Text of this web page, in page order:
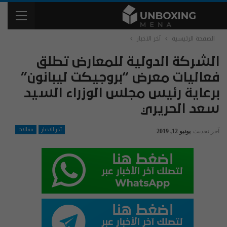
الصفحة الرئيسية آخر الاخبار
الشركة الدولية للمعارض تطلق
فعاليات معرض “بروجيكت ليبانون”
برعاية رئيس مجلس الوزراء السيد
سعد الحريري
آخر الاخبار مقالات آخر تحديث يونيو 12, 2019